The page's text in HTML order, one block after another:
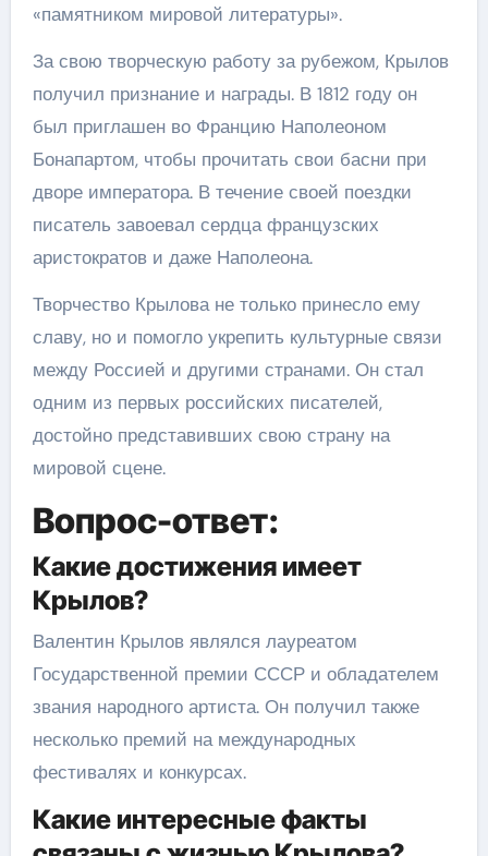
«памятником мировой литературы».
За свою творческую работу за рубежом, Крылов
получил признание и награды. В 1812 году он
был приглашен во Францию Наполеоном
Бонапартом, чтобы прочитать свои басни при
дворе императора. В течение своей поездки
писатель завоевал сердца французских
аристократов и даже Наполеона.
Творчество Крылова не только принесло ему
славу, но и помогло укрепить культурные связи
между Россией и другими странами. Он стал
одним из первых российских писателей,
достойно представивших свою страну на
мировой сцене.
Вопрос-ответ:
Какие достижения имеет
Крылов?
Валентин Крылов являлся лауреатом
Государственной премии СССР и обладателем
звания народного артиста. Он получил также
несколько премий на международных
фестивалях и конкурсах.
Какие интересные факты